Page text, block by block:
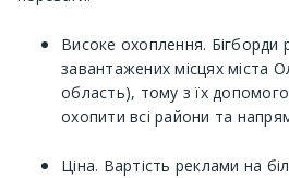
Високе охоплення. Бігборди
завантажених місцях міста
область), тому з їх
охопити всі райони та
Ціна. Вартість реклами на